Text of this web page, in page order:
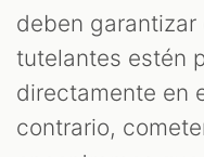
deben garantizar
tutelantes estén
directamente en
contrario,